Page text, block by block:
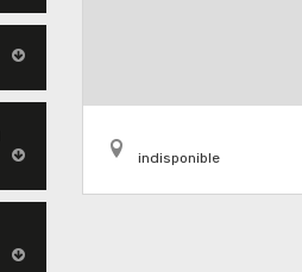
indisponible